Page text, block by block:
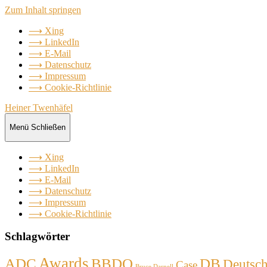
Zum Inhalt springen
⟶ Xing
⟶ LinkedIn
⟶ E-Mail
⟶ Datenschutz
⟶ Impressum
⟶ Cookie-Richtlinie
Heiner Twenhäfel
Menü Schließen
⟶ Xing
⟶ LinkedIn
⟶ E-Mail
⟶ Datenschutz
⟶ Impressum
⟶ Cookie-Richtlinie
Schlagwörter
ADC BBDO DB